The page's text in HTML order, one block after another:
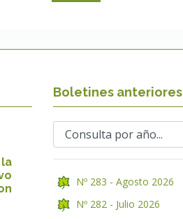
Boletines anteriores
Nº 283 - Agosto 2026
Nº 282 - Julio 2026